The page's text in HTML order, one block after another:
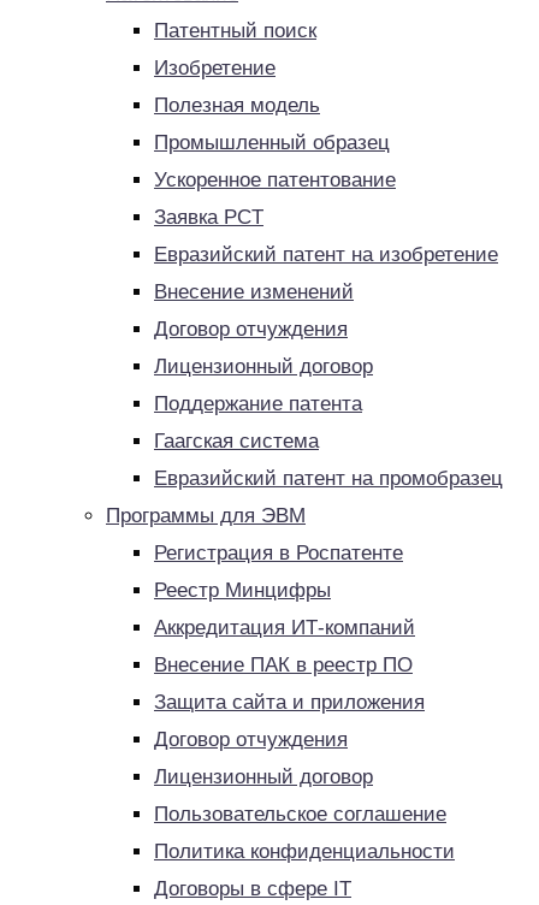
Патентный поиск
Изобретение
Полезная модель
Промышленный образец
Ускоренное патентование
Заявка PCT
Евразийский патент на изобретение
Внесение изменений
Договор отчуждения
Лицензионный договор
Поддержание патента
Гаагская система
Евразийский патент на промобразец
Программы для ЭВМ
Регистрация в Роспатенте
Реестр Минцифры
Аккредитация ИТ-компаний
Внесение ПАК в реестр ПО
Защита сайта и приложения
Договор отчуждения
Лицензионный договор
Пользовательское соглашение
Политика конфиденциальности
Договоры в сфере IT